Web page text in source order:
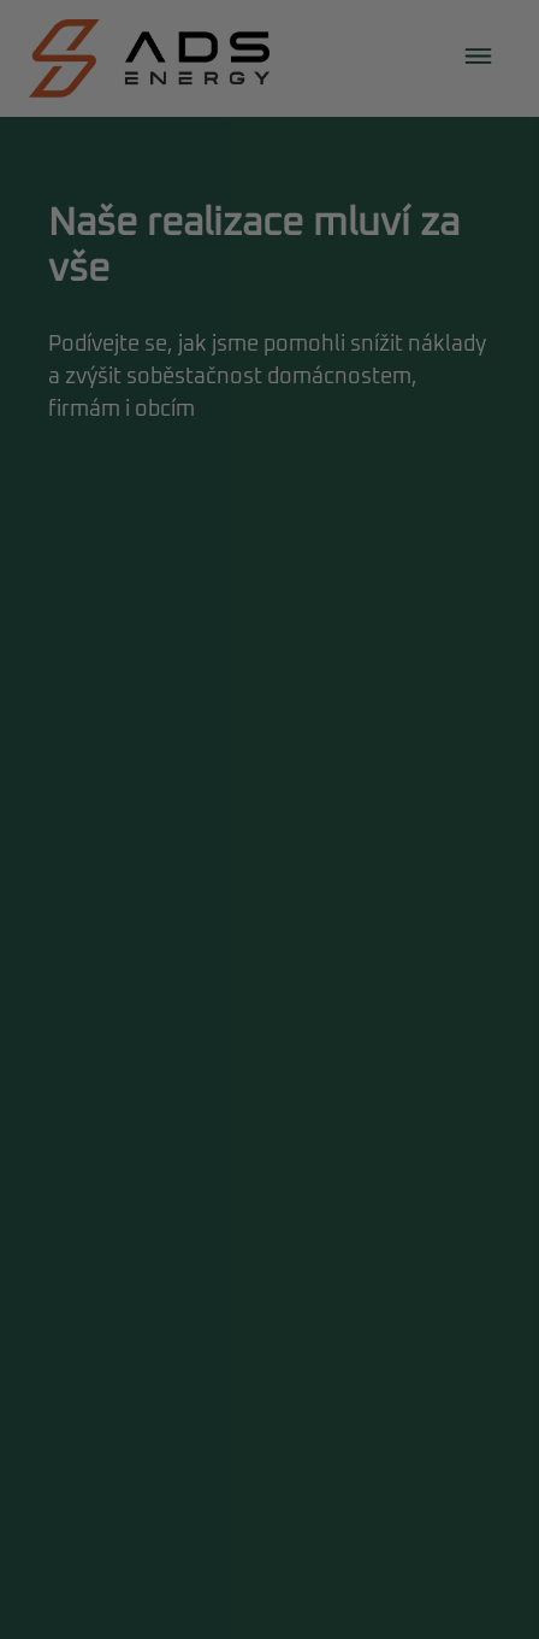
Naše realizace mluví za
vše
Podívejte se, jak jsme pomohli snížit náklady
a zvýšit soběstačnost domácnostem,
firmám i obcím